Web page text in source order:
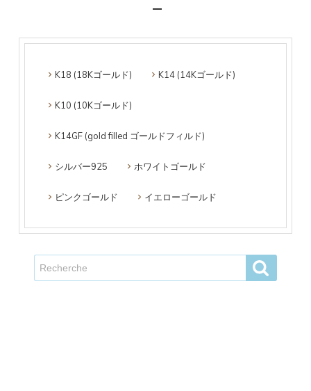
K18 (18Kゴールド) K14 (14Kゴールド)
K10 (10Kゴールド)
K14GF (gold filled ゴールドフィルド)
シルバー925 ホワイトゴールド
ピンクゴールド イエローゴールド